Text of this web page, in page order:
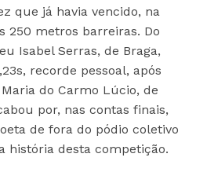
que já havia vencido, na
250 metros barreiras. Do
Isabel Serras, de Braga,
recorde pessoal, após
do Carmo Lúcio, de
por, nas contas finais,
de fora do pódio coletivo
história desta competição.